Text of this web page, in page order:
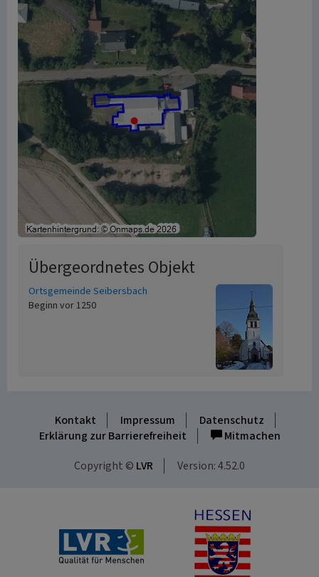
Übergeordnetes Objekt
Ortsgemeinde Seibersbach
Beginn vor 1250
Kontakt Impressum
Datenschutz
Erklärung zur Barrierefreiheit
Mitmachen
Copyright © LVR Version: 4.52.0